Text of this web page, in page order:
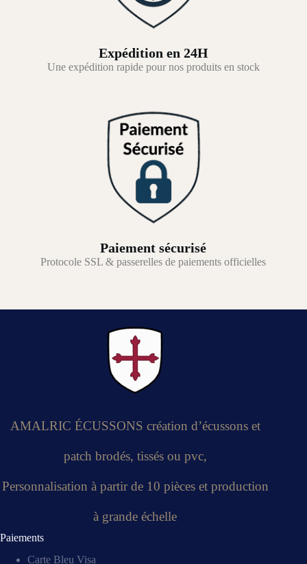
Expédition en 24H
Une expédition rapide pour nos produits en stock
Paiement sécurisé
Protocole SSL & passerelles de paiements officielles
AMALRIC ÉCUSSONS création d’écussons et
patch brodés, tissés ou pvc,
Personnalisation à partir de 10 pièces et production
à grande échelle
Paiements
Carte Bleu Visa